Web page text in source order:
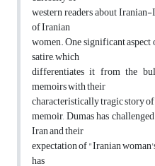
western readers about
of Iranian
women. One significant
satire, which
differentiates it from the
memoirs with their
characteristically tragic story
memoir, Dumas has
Iran and their
expectation of "Iranian
has